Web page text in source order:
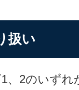
扱い
、2のいず